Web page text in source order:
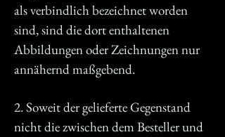
als verbindlich bezeichnet worden
sind, sind die dort enthaltenen
Abbildungen oder Zeichnungen nur
annähernd maßgebend.
2. Soweit der gelieferte Gegenstand
nicht die zwischen dem Besteller und